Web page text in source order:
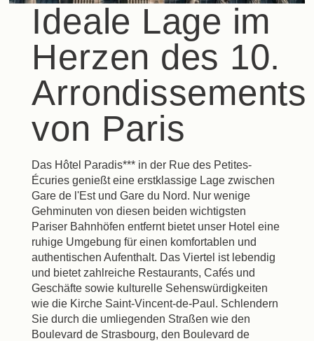
Ideale Lage im
Herzen des 10.
Arrondissements
von Paris
Das Hôtel Paradis*** in der Rue des Petites-
Écuries genießt eine erstklassige Lage zwischen
Gare de l'Est und Gare du Nord. Nur wenige
Gehminuten von diesen beiden wichtigsten
Pariser Bahnhöfen entfernt bietet unser Hotel eine
ruhige Umgebung für einen komfortablen und
authentischen Aufenthalt. Das Viertel ist lebendig
und bietet zahlreiche Restaurants, Cafés und
Geschäfte sowie kulturelle Sehenswürdigkeiten
wie die Kirche Saint-Vincent-de-Paul. Schlendern
Sie durch die umliegenden Straßen wie den
Boulevard de Strasbourg, den Boulevard de